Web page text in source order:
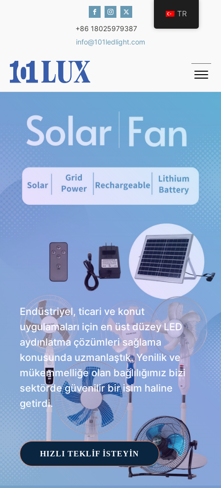
+86 18025979387
info@101ledlight.com
Endüstriyel, ticari ve konut
uygulamaları için en üst düzey LED
aydınlatma çözümleri sağlama
konusunda uzmanlaştık. Yenilik ve
mükemmelliğe olan bağlılığımız bizi
sektörde güvenilir bir isim haline
getirdi.
HIZLI TEKLIF İSTEYIN
TR